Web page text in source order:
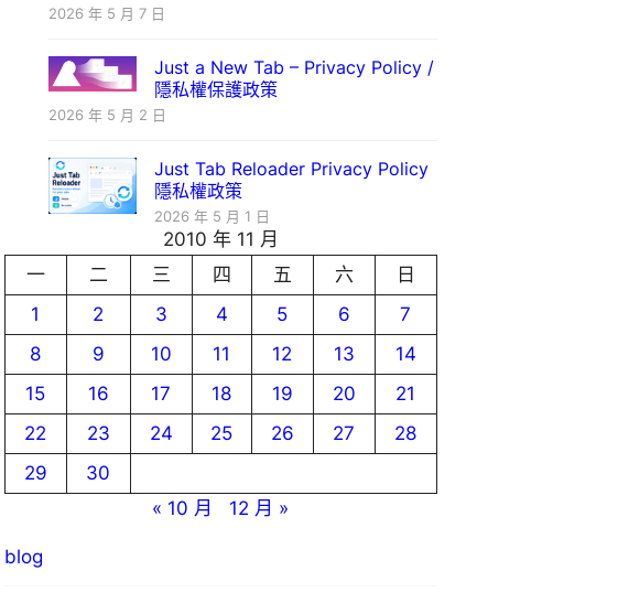
2026 年 5 月 7 日
Just a New Tab – Privacy Policy /
隱私權保護政策
2026 年 5 月 2 日
Just Tab Reloader Privacy Policy
隱私權政策
2026 年 5 月 1 日
2010 年 11 月
一
二 三 四 五 六
日
1
2 3 4 5 6
7
8
9 10 11 12 13
14
15
16 17 18 19 20
21
22
23 24 25 26 27
28
29
30
« 10 月
12 月 »
blog